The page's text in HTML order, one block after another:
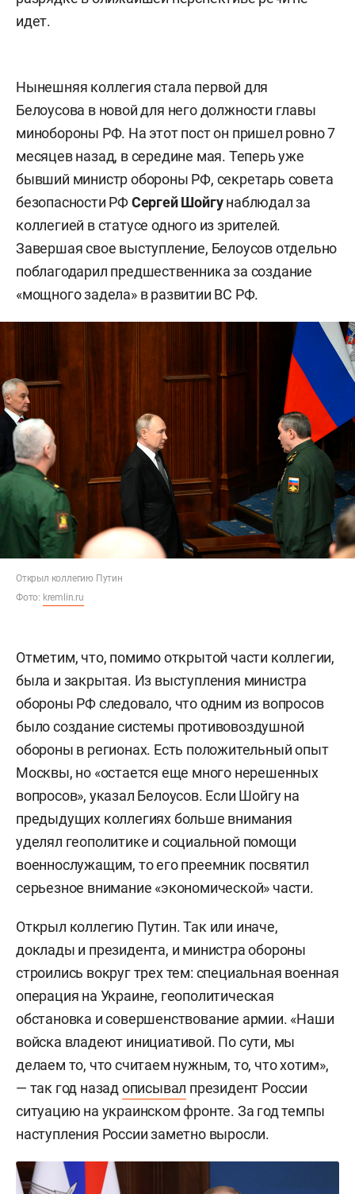
идет.
Нынешняя коллегия стала первой для
Белоусова в новой для него должности главы
минобороны РФ. На этот пост он пришел ровно 7
месяцев назад, в середине мая. Теперь уже
бывший министр обороны РФ, секретарь совета
безопасности РФСергей Шойгунаблюдал за
коллегией в статусе одного из зрителей.
Завершая свое выступление, Белоусов отдельно
поблагодарил предшественника за создание
«мощного задела» в развитии ВС РФ.
Открыл коллегию Путин
Фото: kremlin.ru
Отметим, что, помимо открытой части коллегии,
была и закрытая. Из выступления министра
обороны РФ следовало, что одним из вопросов
было создание системы противовоздушной
обороны в регионах. Есть положительный опыт
Москвы, но «остается еще много нерешенных
вопросов», указал Белоусов. Если Шойгу на
предыдущих коллегиях больше внимания
уделял геополитике и социальной помощи
военнослужащим, то его преемник посвятил
серьезное внимание «экономической» части.
Открыл коллегию Путин. Так или иначе,
доклады и президента, и министра обороны
строились вокруг трех тем: специальная военная
операция на Украине, геополитическая
обстановка и совершенствование армии. «Наши
войска владеют инициативой. По сути, мы
делаем то, что считаем нужным, то, что хотим»,
— так год назадописывал президент России
ситуацию на украинском фронте. За год темпы
наступления России заметно выросли.